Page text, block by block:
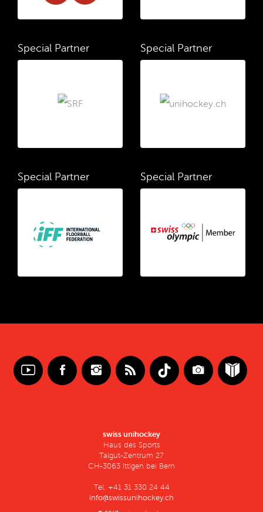
Special Partner Special Partner
Special Partner Special Partner
swiss unihockey
Haus des Sports
Talgut-Zentrum 27
CH-3063 Ittigen bei Bern
Tel. +41 31 330 24 44
info@swissunihockey.ch